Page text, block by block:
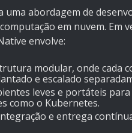
uma abordagem de
em nuvem. Em
envolve:
modular, onde cada
e escalado
leves e portáteis
como o Kubernetes.
e entrega